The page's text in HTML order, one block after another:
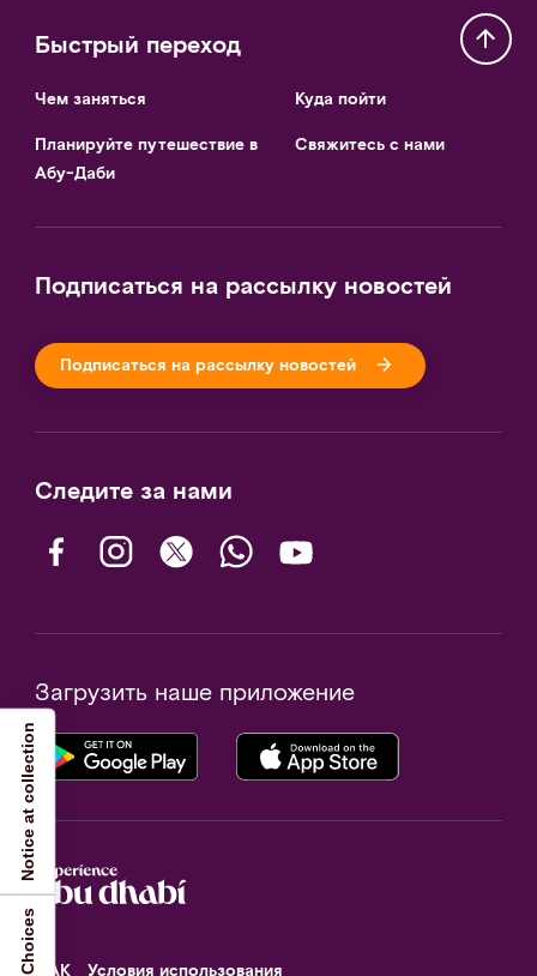
Быстрый переход
Чем заняться
Планируйте путешествие в
Абу-Даби
Куда пойти
Свяжитесь с нами
Подписаться на рассылку новостей
Подписаться на рассылку новостей
Следите за нами
Загрузить наше приложение
ФАК Условия использования
Notice at collection